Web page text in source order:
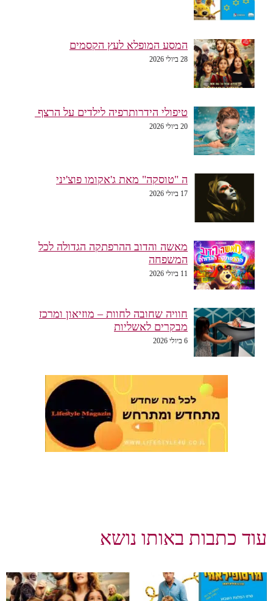
המסע המופלא לעץ הקסמים
28 ביולי 2026
טיפולי הידרותרפיה לילדים על הרצף
20 ביולי 2026
ה "טוסקה" מאת ג'אקומו פוצ'יני
17 ביולי 2026
מאשה והדוב ההרפתקה הגדולה לכל
המשפחה
11 ביולי 2026
חוויה שחובה לחוות – מוזיאון ומרכז
מבקרים לאשליות
6 ביולי 2026
עוד כתבות באותו נושא